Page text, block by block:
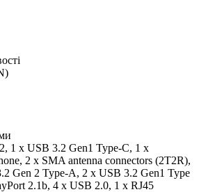
1 x USB 3.2 Gen1 Type-C, 1 x
2 x SMA antenna connectors (2T2R),
Gen 2 Type-A, 2 x USB 3.2 Gen1 Type
2.1b, 4 x USB 2.0, 1 x RJ45